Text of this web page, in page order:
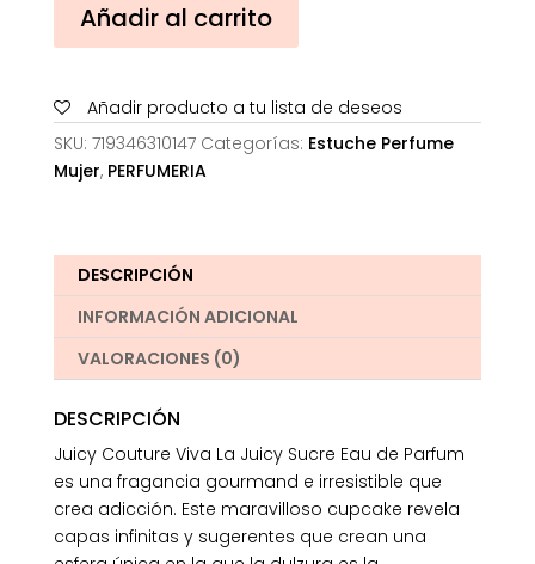
Juicy
Couture
La
Juicy
Sucre
100ml
+
Regalo
cantidad
Añadir al carrito
Añadir producto a tu lista de deseos
SKU: 719346310147 Categorías: Estuche Perfume
Mujer, PERFUMERIA
DESCRIPCIÓN
INFORMACIÓN ADICIONAL
VALORACIONES (0)
DESCRIPCIÓN
Juicy Couture Viva La Juicy Sucre Eau de Parfum
es una fragancia gourmand e irresistible que
crea adicción. Este maravilloso cupcake revela
capas infinitas y sugerentes que crean una